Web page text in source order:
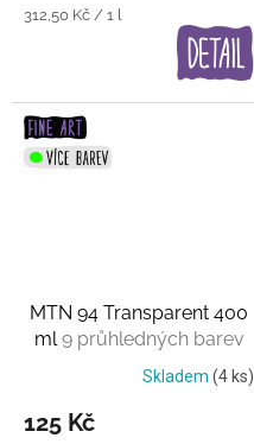
Měrná
312,50 Kč / 1 l
MTN 94 Transparent 400
ml9 průhledných barev
Skladem (4 ks)
125 Kč